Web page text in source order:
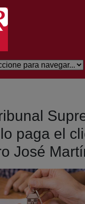
paga el
José